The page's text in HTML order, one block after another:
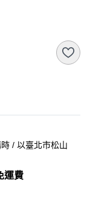
/ 以臺北市松山
運費